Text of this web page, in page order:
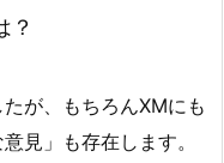
？
が、もちろんXMにも
見」も存在します。